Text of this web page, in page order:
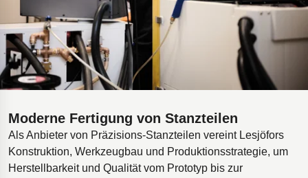
Moderne Fertigung von Stanzteilen
Als Anbieter von Präzisions-Stanzteilen vereint Lesjöfors
Konstruktion, Werkzeugbau und Produktionsstrategie, um
Herstellbarkeit und Qualität vom Prototyp bis zur